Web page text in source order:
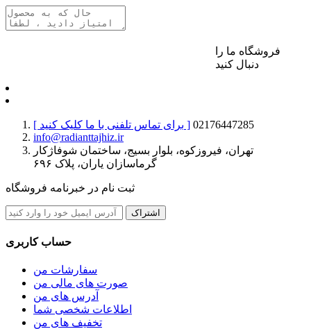
فروشگاه ما را
دنبال کنید
[ برای تماس تلفنی با ما کلیک کنید ] 02176447285
info@radianttajhiz.ir
تهران، فیروزکوه، بلوار بسیج، ساختمان شوفاژکار
گرماسازان یاران، پلاک ۶۹۶
ثبت نام در خبرنامه فروشگاه
اشتراک
حساب کاربری
سفارشات من
صورت های مالی من
آدرس های من
اطلاعات شخصی شما
تخفیف های من